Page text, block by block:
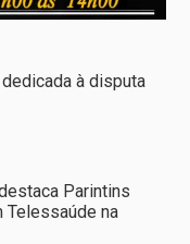
à disputa
Parintins
Telessaúde na